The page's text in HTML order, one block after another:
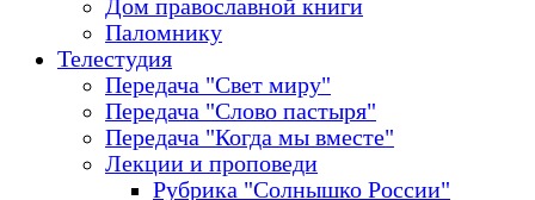
Дом православной книги
Паломнику
Телестудия
Передача "Свет миру"
Передача "Слово пастыря"
Передача "Когда мы вместе"
Лекции и проповеди
Рубрика "Солнышко России"